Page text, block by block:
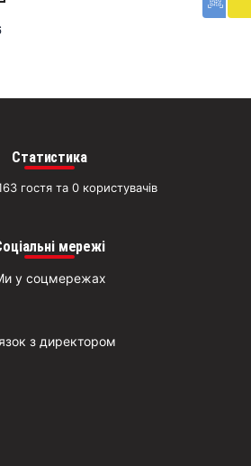
Статистика
гостя та 0 користувачів
мережі
у соцмережах
з директором